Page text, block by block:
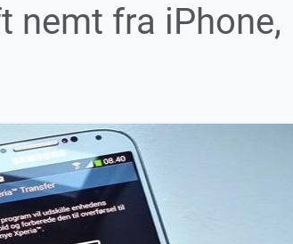
nemt fra iPhone,